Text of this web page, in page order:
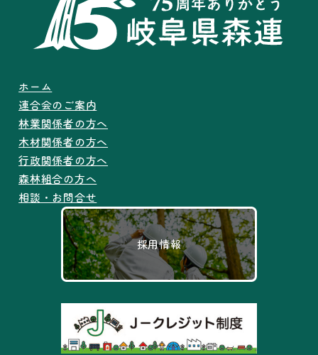
ホーム
連合会のご案内
林業関係者の方へ
木材関係者の方へ
行政関係者の方へ
森林組合の方へ
相談・お問合せ
採用情報